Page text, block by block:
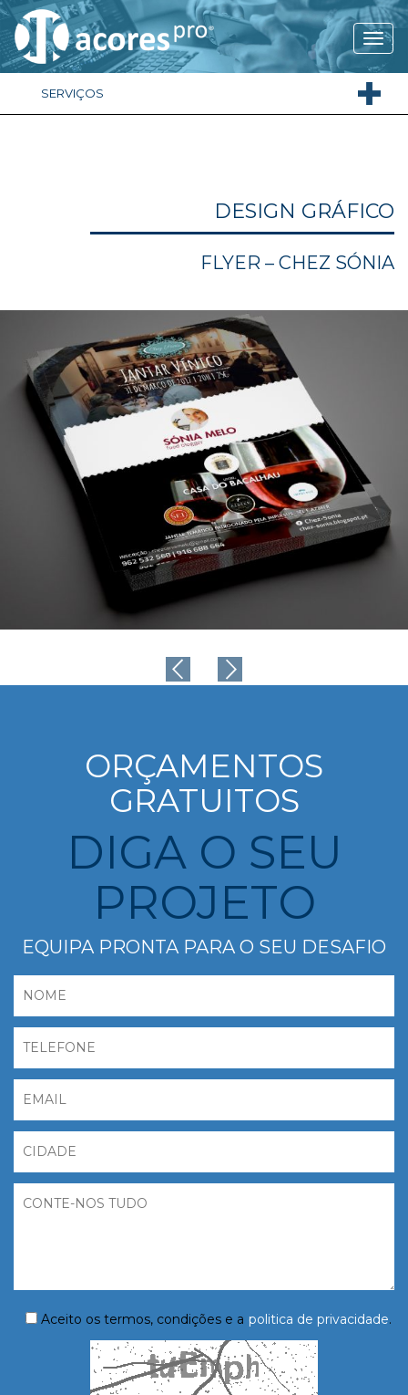
SERVIÇOS
DESIGN GRÁFICO
FLYER – CHEZ SÓNIA
ORÇAMENTOS
GRATUITOS
DIGA O SEU
PROJETO
EQUIPA PRONTA PARA O SEU DESAFIO
Aceito os termos, condições e a politica de privacidade.